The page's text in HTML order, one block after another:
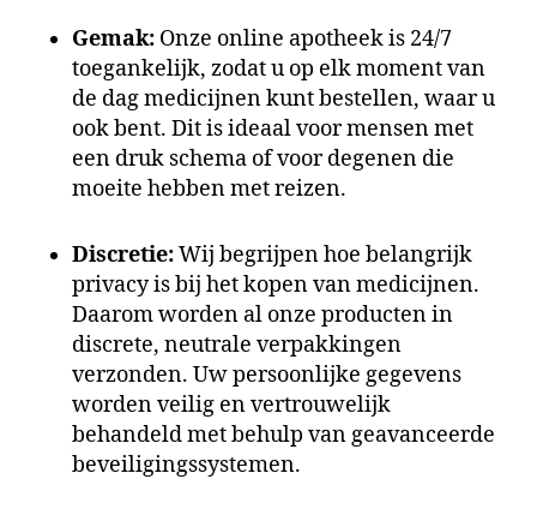
Gemak: Onze online apotheekis 24/7
toegankelijk, zodat u op elk moment van
de dagmedicijnen kunt bestellen, waar u
ook bent. Dit is ideaal voor mensen met
een druk schema of voor degenen die
moeite hebben met reizen.
Discretie:Wij begrijpen hoe belangrijk
privacy is bij hetkopen van medicijnen.
Daarom worden al onze producten in
discrete, neutrale verpakkingen
verzonden. Uw persoonlijke gegevens
worden veilig en vertrouwelijk
behandeld met behulp van geavanceerde
beveiligingssystemen.